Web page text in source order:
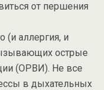
от першения
(и аллергия, и
острые
(ОРВИ). Не все
в дыхательных